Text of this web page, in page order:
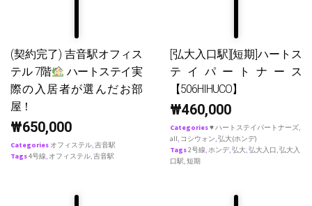
(契約完了) 吉音駅オフィス
テル 7階
ハートステイ実
際の入居者が選んだお部
屋！
₩650,000
Categories オフィステル,吉音駅
Tags4号線, オフィステル,吉音駅
[弘大入口駅][短期]ハートス
テイパートナース
【506HIHUCO】
₩460,000
Categories♥ ハートステイパートナーズ,
all, コシウォン,弘大(ホンデ)
Tags2号線,ホンデ,弘大,弘大入口,弘大入
口駅,短期